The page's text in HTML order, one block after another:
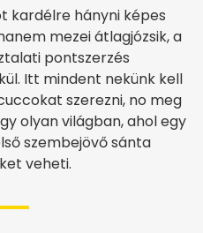
kardélre hányni képes
mezei átlagjózsik, a
pontszerzés
Itt mindent nekünk kell
szerezni, no meg
olyan világban, ahol egy
szembejövő sánta
veheti.